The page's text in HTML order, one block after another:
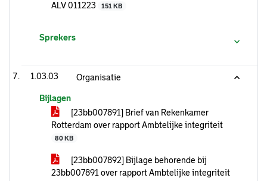
ALV 011223
151 KB
Sprekers
1.03.03 Organisatie
Bijlagen
[23bb007891] Brief van Rekenkamer
Rotterdam over rapport Ambtelijke integriteit
80 KB
[23bb007892] Bijlage behorende bij
23bb007891 over rapport Ambtelijke integriteit